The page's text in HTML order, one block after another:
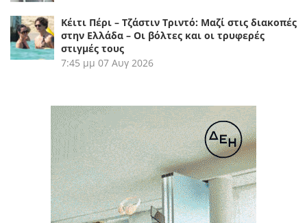
Κέιτι Πέρι – Τζάστιν Τριντό: Μαζί στις διακοπές
στην Ελλάδα – Οι βόλτες και οι τρυφερές
στιγμές τους
7:45 μμ 07 Αυγ 2026